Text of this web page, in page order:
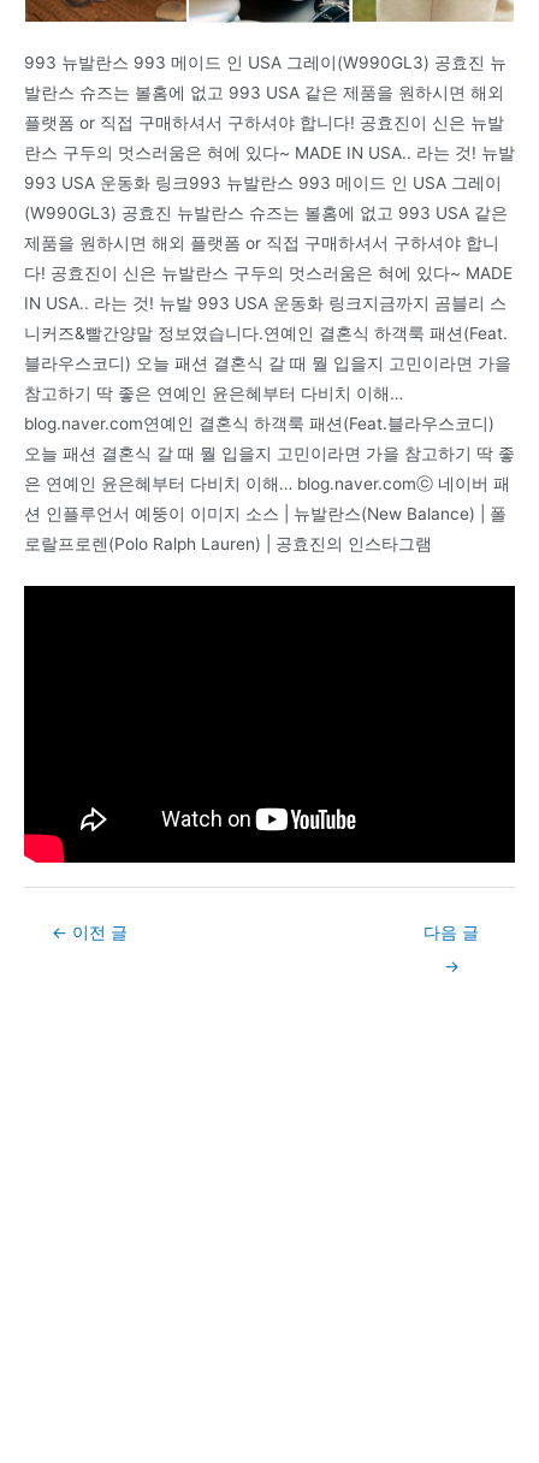
993 뉴발란스 993 메이드 인 USA 그레이(W990GL3) 공효진 뉴
발란스 슈즈는 볼홈에 없고 993 USA 같은 제품을 원하시면 해외
플랫폼 or 직접 구매하셔서 구하셔야 합니다! 공효진이 신은 뉴발
란스 구두의 멋스러움은 혀에 있다~ MADE IN USA.. 라는 것! 뉴발
993 USA 운동화 링크993 뉴발란스 993 메이드 인 USA 그레이
(W990GL3) 공효진 뉴발란스 슈즈는 볼홈에 없고 993 USA 같은
제품을 원하시면 해외 플랫폼 or 직접 구매하셔서 구하셔야 합니
다! 공효진이 신은 뉴발란스 구두의 멋스러움은 혀에 있다~ MADE
IN USA.. 라는 것! 뉴발 993 USA 운동화 링크지금까지 곰블리 스
니커즈&빨간양말 정보였습니다.연예인 결혼식 하객룩 패션(Feat.
블라우스코디) 오늘 패션 결혼식 갈 때 뭘 입을지 고민이라면 가을
참고하기 딱 좋은 연예인 윤은혜부터 다비치 이해…
blog.naver.com연예인 결혼식 하객룩 패션(Feat.블라우스코디)
오늘 패션 결혼식 갈 때 뭘 입을지 고민이라면 가을 참고하기 딱 좋
은 연예인 윤은혜부터 다비치 이해… blog.naver.comⓒ 네이버 패
션 인플루언서 예뚱이 이미지 소스 | 뉴발란스(New Balance) | 폴
로랄프로렌(Polo Ralph Lauren) | 공효진의 인스타그램
Post← 이전 글
다음 글
→